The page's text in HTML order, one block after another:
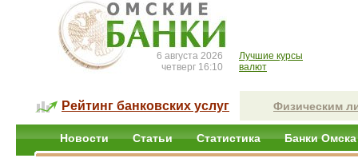
6 августа 2026
четверг 16:10
Лучшие курсы
валют
Рейтинг банковских услуг Физическим
Новости Статьи Статистика Банки Омска